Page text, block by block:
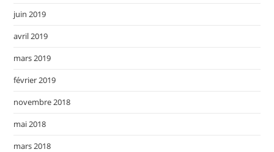
juin 2019
avril 2019
mars 2019
février 2019
novembre 2018
mai 2018
mars 2018